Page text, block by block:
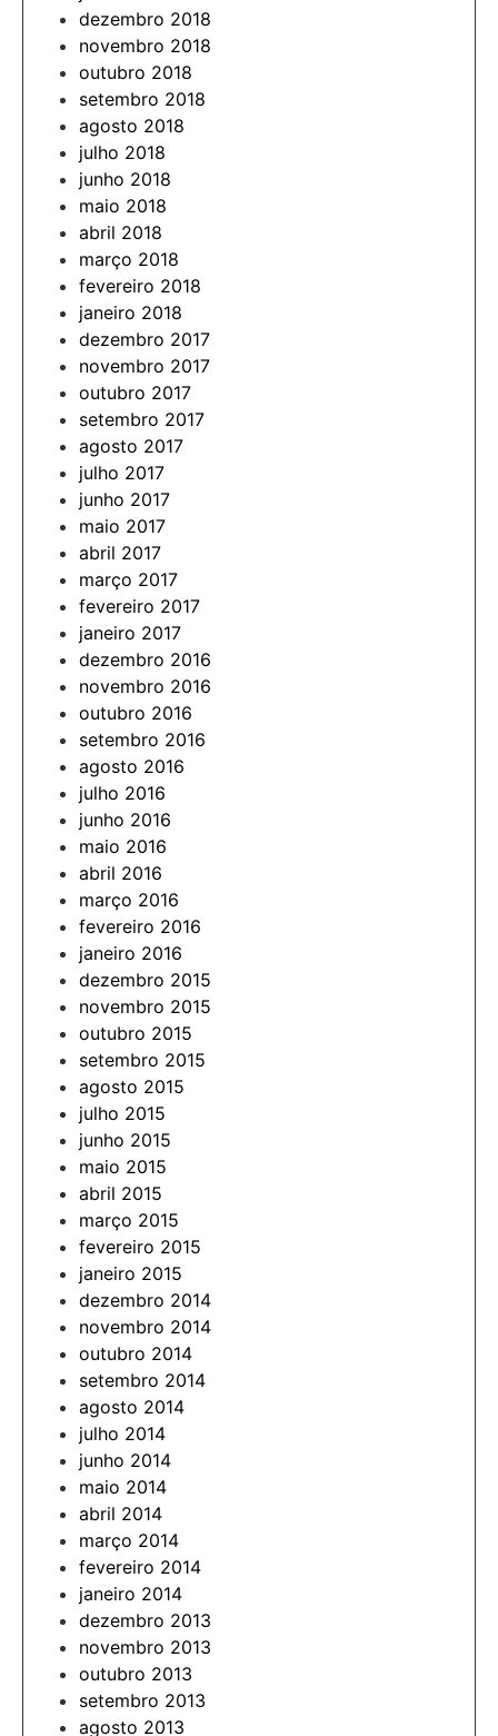
dezembro 2018
novembro 2018
outubro 2018
setembro 2018
agosto 2018
julho 2018
junho 2018
maio 2018
abril 2018
março 2018
fevereiro 2018
janeiro 2018
dezembro 2017
novembro 2017
outubro 2017
setembro 2017
agosto 2017
julho 2017
junho 2017
maio 2017
abril 2017
março 2017
fevereiro 2017
janeiro 2017
dezembro 2016
novembro 2016
outubro 2016
setembro 2016
agosto 2016
julho 2016
junho 2016
maio 2016
abril 2016
março 2016
fevereiro 2016
janeiro 2016
dezembro 2015
novembro 2015
outubro 2015
setembro 2015
agosto 2015
julho 2015
junho 2015
maio 2015
abril 2015
março 2015
fevereiro 2015
janeiro 2015
dezembro 2014
novembro 2014
outubro 2014
setembro 2014
agosto 2014
julho 2014
junho 2014
maio 2014
abril 2014
março 2014
fevereiro 2014
janeiro 2014
dezembro 2013
novembro 2013
outubro 2013
setembro 2013
agosto 2013